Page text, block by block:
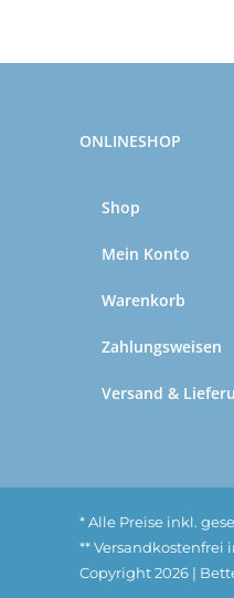
ONLINESHOP
Shop
Mein Konto
Warenkorb
Zahlungsweisen
Versand &
* Alle Preise inkl.
** Versandkostenfrei
Copyright2026 |